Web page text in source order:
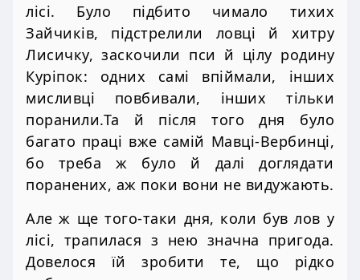
лісі. Було підбито чимало тихих
Зайчиків, підстрелили ловці й хитру
Лисичку, заскочили пси й цілу родину
Куріпок: одних самі впіймали, інших
мисливці повбивали, інших тільки
поранили.Та й після того дня було
багато праці вже самій Мавці-Вербинці,
бо треба ж було й далі доглядати
поранених, аж поки вони не видужають.
Але ж ще того-таки дня, коли був лов у
лісі, трапилася з нею значна пригода.
Довелося їй зробити те, що рідко